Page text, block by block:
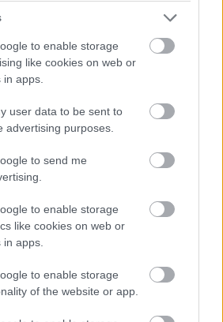
to enable storage
like cookies on web or
apps.
user data to be sent to
advertising purposes.
to send me
to enable storage
like cookies on web or
apps.
to enable storage
of the website or app.
2018-ban is alkotói pályázatot hirdet
A műveket május 3-ig kell
futott és síelt Kékestetőn